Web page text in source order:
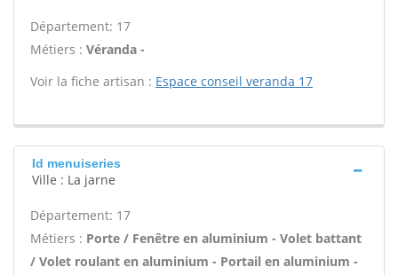
Département: 17
Métiers : Véranda -
Voir la fiche artisan : Espace conseil veranda 17
Id menuiseries
Ville : La jarne
Département: 17
Métiers : Porte / Fenêtre en aluminium - Volet battant
/ Volet roulant en aluminium - Portail en aluminium -